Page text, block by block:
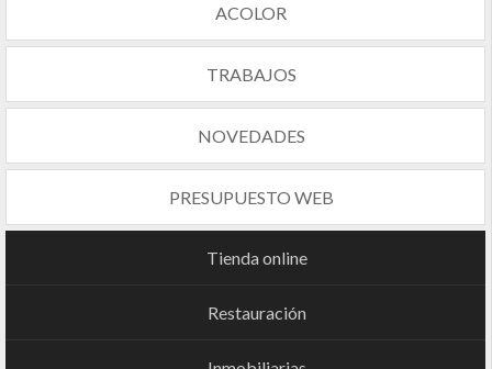
ACOLOR
TRABAJOS
NOVEDADES
PRESUPUESTO WEB
Tienda online
Restauración